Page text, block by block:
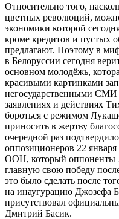
Относительно того,
цветных революций,
экономики которой
кроме кредитов и
предлагают. Поэтому в
в Белоруссии сегодня
основном молодёжь,
красивыми картинками
негосударственными СМИ
заявлениях и действиях
бороться с режимом
приносить в жертву
очередной раз
оппозиционеров 22
ООН, который оппоненты
главную свою победу
это было сделать после
на инаугурацию Джозефа
присутствовал
Дмитрий Басик.